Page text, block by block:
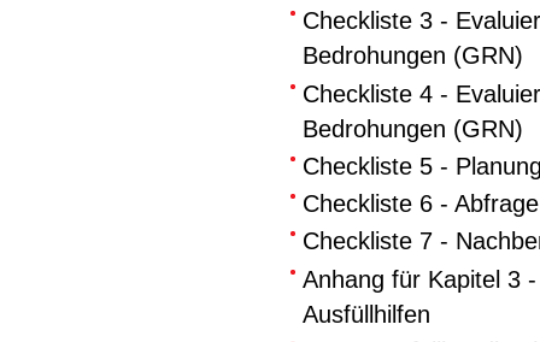
Checkliste 3 -
Bedrohungen (GRN)
Checkliste 4 -
Bedrohungen (GRN)
Checkliste 5 -
Checkliste 6 -
Checkliste 7 -
Anhang für Kapitel 3
Ausfüllhilfen